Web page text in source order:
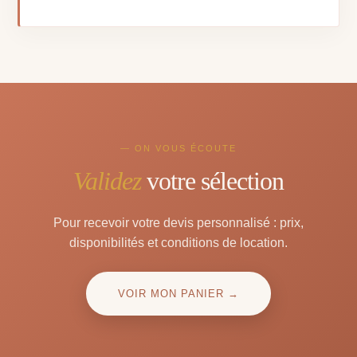
— ON VOUS ÉCOUTE
Validezvotre sélection
Pour recevoir votre devis personnalisé : prix,
disponibilités et conditions de location.
VOIR MON PANIER →